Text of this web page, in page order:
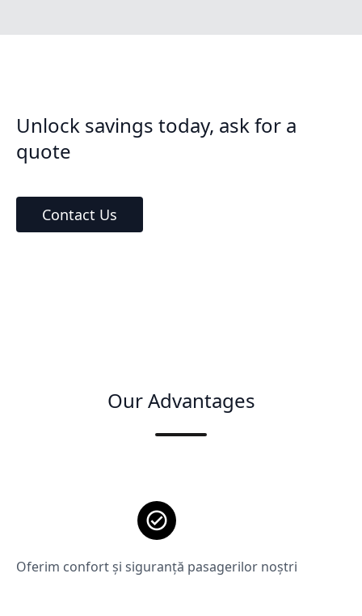
Unlock savings today, ask for a
quote
Contact Us
Our Advantages
Oferim confort și siguranță pasagerilor noștri